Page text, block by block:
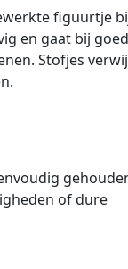
figuurtje
en gaat bij goed
Stofjes
of dure